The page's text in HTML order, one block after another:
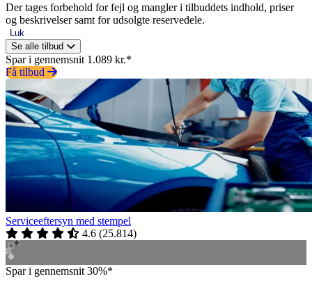
Der tages forbehold for fejl og mangler i tilbuddets indhold, priser
og beskrivelser samt for udsolgte reservedele.
Luk
Se alle tilbud
Spar i gennemsnit 1.089 kr.*
Få tilbud
Serviceeftersyn med stempel
4.6 (25.814)
Spar i gennemsnit 30%*